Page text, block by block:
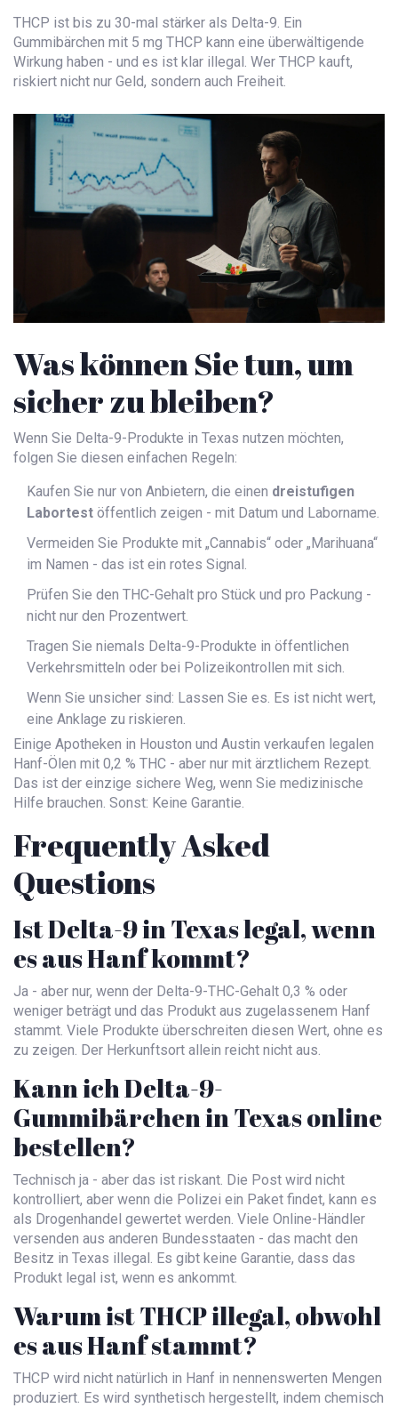
THCP ist bis zu 30-mal stärker als Delta-9. Ein
Gummibärchen mit 5 mg THCP kann eine überwältigende
Wirkung haben - und es ist klar illegal. Wer THCP kauft,
riskiert nicht nur Geld, sondern auch Freiheit.
Was können Sie tun, um
sicher zu bleiben?
Wenn Sie Delta-9-Produkte in Texas nutzen möchten,
folgen Sie diesen einfachen Regeln:
Kaufen Sie nur von Anbietern, die einen dreistufigen
Labortest öffentlich zeigen - mit Datum und Laborname.
Vermeiden Sie Produkte mit „Cannabis“ oder „Marihuana“
im Namen - das ist ein rotes Signal.
Prüfen Sie den THC-Gehalt pro Stück und pro Packung -
nicht nur den Prozentwert.
Tragen Sie niemals Delta-9-Produkte in öffentlichen
Verkehrsmitteln oder bei Polizeikontrollen mit sich.
Wenn Sie unsicher sind: Lassen Sie es. Es ist nicht wert,
eine Anklage zu riskieren.
Einige Apotheken in Houston und Austin verkaufen legalen
Hanf-Ölen mit 0,2 % THC - aber nur mit ärztlichem Rezept.
Das ist der einzige sichere Weg, wenn Sie medizinische
Hilfe brauchen. Sonst: Keine Garantie.
Frequently Asked
Questions
Ist Delta-9 in Texas legal, wenn
es aus Hanf kommt?
Ja - aber nur, wenn der Delta-9-THC-Gehalt 0,3 % oder
weniger beträgt und das Produkt aus zugelassenem Hanf
stammt. Viele Produkte überschreiten diesen Wert, ohne es
zu zeigen. Der Herkunftsort allein reicht nicht aus.
Kann ich Delta-9-
Gummibärchen in Texas online
bestellen?
Technisch ja - aber das ist riskant. Die Post wird nicht
kontrolliert, aber wenn die Polizei ein Paket findet, kann es
als Drogenhandel gewertet werden. Viele Online-Händler
versenden aus anderen Bundesstaaten - das macht den
Besitz in Texas illegal. Es gibt keine Garantie, dass das
Produkt legal ist, wenn es ankommt.
Warum ist THCP illegal, obwohl
es aus Hanf stammt?
THCP wird nicht natürlich in Hanf in nennenswerten Mengen
produziert. Es wird synthetisch hergestellt, indem chemisch